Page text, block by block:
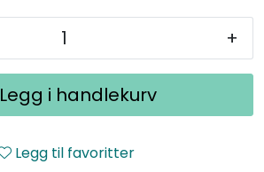
+
Legg i handlekurv
Legg til favoritter